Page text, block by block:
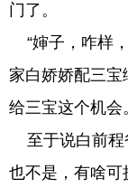
门了。
“婶子，咋样
家白娇娇配三
给三宝这个机会
至于说白前程
也不是，有啥可